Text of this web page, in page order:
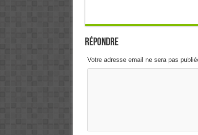
Répondre
Votre adresse email ne sera pas